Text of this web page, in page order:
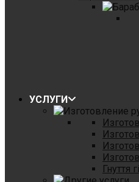
УСЛУГИ
Гнуття